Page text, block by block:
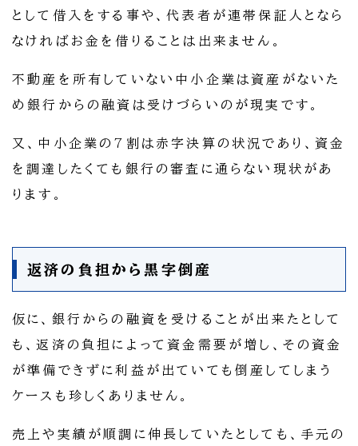
として借入をする事や、代表者が連帯保証人となら
なければお金を借りることは出来ません。
不動産を所有していない中小企業は資産がないた
め銀行からの融資は受けづらいのが現実です。
又、中小企業の7割は赤字決算の状況であり、資金
を調達したくても銀行の審査に通らない現状があ
ります。
返済の負担から黒字倒産
仮に、銀行からの融資を受けることが出来たとして
も、返済の負担によって資金需要が増し、その資金
が準備できずに利益が出ていても倒産してしまう
ケースも珍しくありません。
売上や実績が順調に伸長していたとしても、手元の